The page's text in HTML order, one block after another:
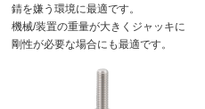
錆を嫌う環境に最適です。
機械/装置の重量が大きくジャッキに
剛性が必要な場合にも最適です。